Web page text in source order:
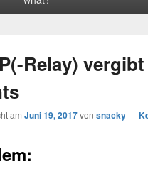
Relay)
am Juni 19, 2017von snacky—